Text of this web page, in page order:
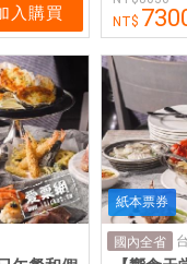
入購買
紙本票券
國內全省